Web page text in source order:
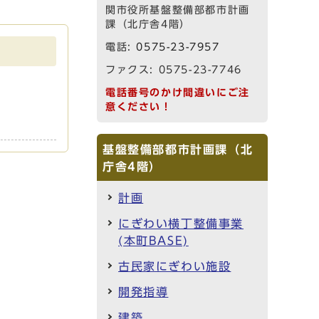
関市役所基盤整備部都市計画
課（北庁舎4階）
電話:0575-23-7957
ファクス: 0575-23-7746
電話番号のかけ間違いにご注
意ください！
基盤整備部都市計画課（北
庁舎4階）
計画
にぎわい横丁整備事業
(本町BASE)
古民家にぎわい施設
開発指導